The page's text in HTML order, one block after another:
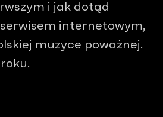
i jak dotąd
internetowym,
muzyce poważnej.